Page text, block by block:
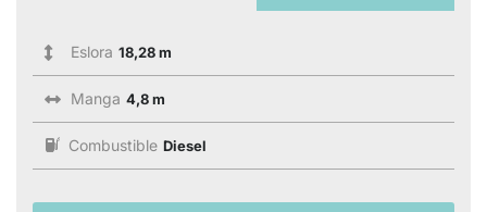
Eslora 18,28 m
Manga 4,8 m
Combustible Diesel